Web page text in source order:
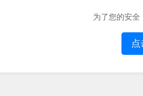
为了您的安全